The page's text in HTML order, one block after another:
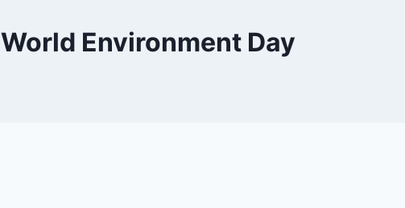
World Environment Day